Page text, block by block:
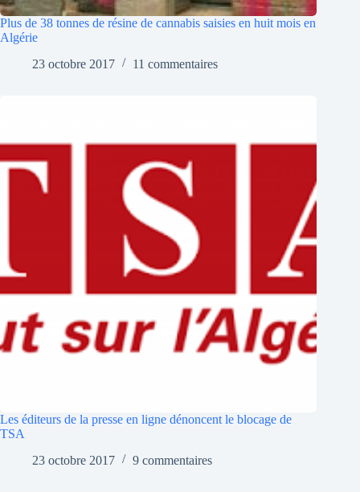
Plus de 38 tonnes de résine de cannabis saisies en huit mois en
Algérie
23 octobre 2017
11 commentaires
Les éditeurs de la presse en ligne dénoncent le blocage de
TSA
23 octobre 2017
9 commentaires